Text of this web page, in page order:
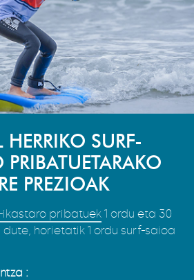
HERRIKO SURF-
PRIBATUETARAKO
PREZIOAK
ikastaro pribatuek 1 ordu eta 30
horietatik 1 ordu surf-saioa
: